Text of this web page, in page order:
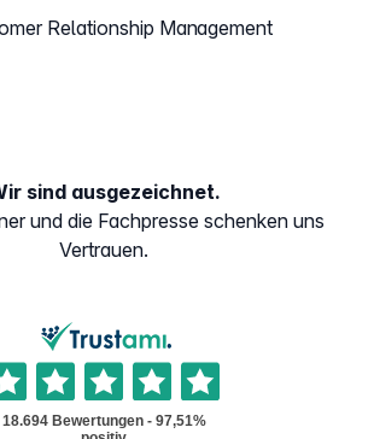
Relationship Management
sind ausgezeichnet.
und die Fachpresse schenken uns
Vertrauen.